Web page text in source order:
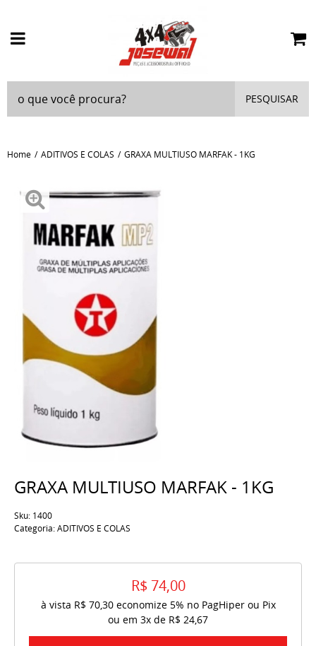
PESQUISAR
Home ADITIVOS E COLAS GRAXA MULTIUSO MARFAK - 1KG
GRAXA MULTIUSO MARFAK - 1KG
Sku: 1400
Categoria:ADITIVOS E COLAS
R$ 74,00
à vista R$ 70,30economize 5% no PagHiper ou Pix
ou em 3x de R$ 24,67